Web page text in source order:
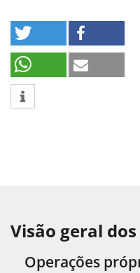
Visão geral
Operações